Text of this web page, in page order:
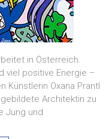
in Österreich.
viel positive Energie –
Künstlerin Oxana Prantl
Architektin zu
Jung und